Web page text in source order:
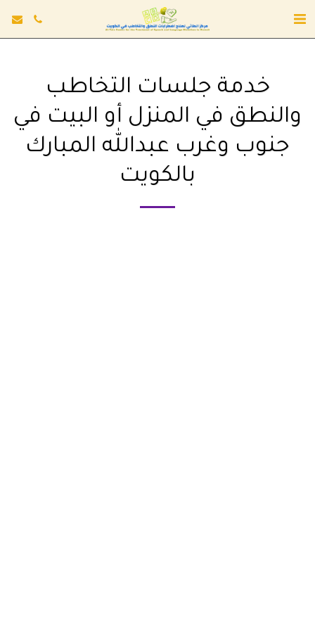
خدمة جلسات التخاطب
والنطق في المنزل أو البيت في
جنوب وغرب عبدالله المبارك
بالكويت